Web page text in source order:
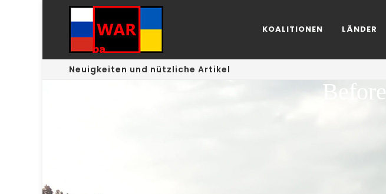
KOALITIONEN LÄNDER
Neuigkeiten und nützliche Artikel
Before